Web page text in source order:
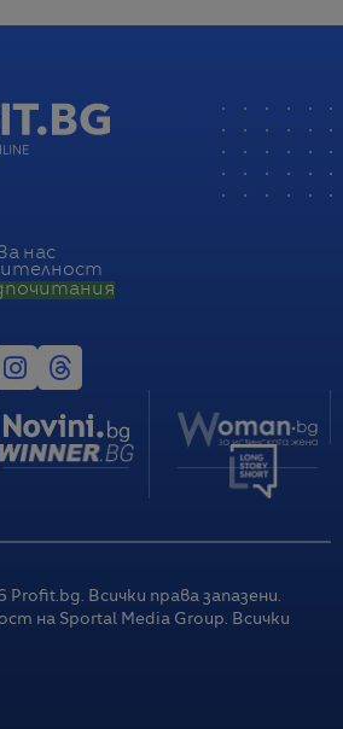
нас
Profit.bg. Всички права запазени.
на Sportal Media Group. Всички